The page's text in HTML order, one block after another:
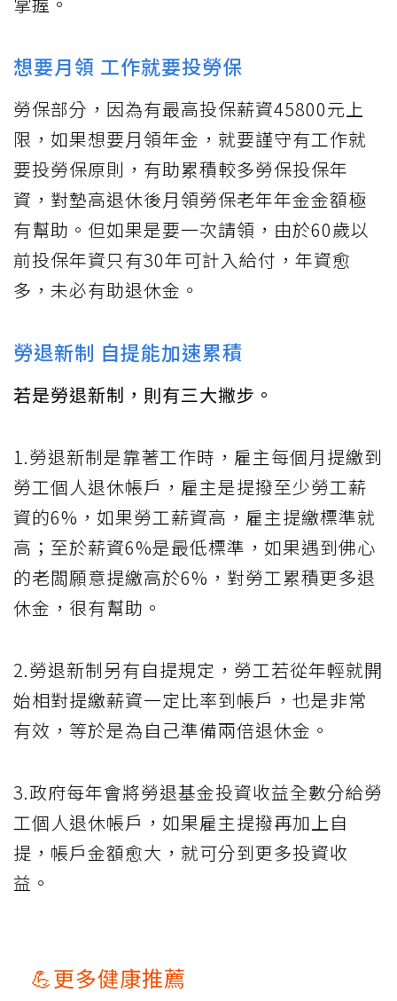
想要月領 工作就要投勞保
勞保部分，因為有最高投保薪資45800元上
限，如果想要月領年金，就要謹守有工作就
要投勞保原則，有助累積較多勞保投保年
資，對墊高退休後月領勞保老年年金金額極
有幫助。但如果是要一次請領，由於60歲以
前投保年資只有30年可計入給付，年資愈
多，未必有助退休金。
勞退新制 自提能加速累積
若是勞退新制，則有三大撇步。
1.勞退新制是靠著工作時，雇主每個月提繳到
勞工個人退休帳戶，雇主是提撥至少勞工薪
資的6%，如果勞工薪資高，雇主提繳標準就
高；至於薪資6%是最低標準，如果遇到佛心
的老闆願意提繳高於6%，對勞工累積更多退
休金，很有幫助。
2.勞退新制另有自提規定，勞工若從年輕就開
始相對提繳薪資一定比率到帳戶，也是非常
有效，等於是為自己準備兩倍退休金。
3.政府每年會將勞退基金投資收益全數分給勞
工個人退休帳戶，如果雇主提撥再加上自
提，帳戶金額愈大，就可分到更多投資收
益。
💪更多健康推薦